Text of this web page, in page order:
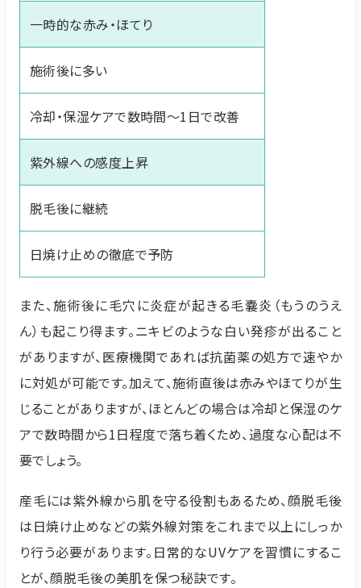
一時的な赤み・ほてり
施術後に多い
冷却・保湿ケアで数時間〜1日で改善
紫外線への感度上昇
脱毛後に継続
日焼け止めの徹底で予防
また、施術後に毛穴に炎症が起きる毛嚢炎（もうのうえ
ん）も起こり得ます。ニキビのような白い発疹が出ること
がありますが、医療機関であれば抗菌薬の処方で速やか
に対処が可能です。加えて、施術直後は赤みやほてりが生
じることがありますが、ほとんどの場合は冷却と保湿のケ
アで数時間から1日程度で落ち着くため、過度な心配は不
要でしょう。
産毛には紫外線から肌を守る役割もあるため、顔脱毛後
は日焼け止めなどの紫外線対策をこれまで以上にしっか
り行う必要があります。日常的なUVケアを習慣にするこ
とが、顔脱毛後の美肌を保つ秘訣です。